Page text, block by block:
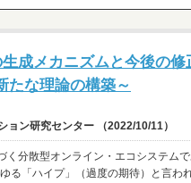
成メカニズムと今後の
たな理論の構築～
ン研究センター （2022/10/11）
く分散型オンライン・エコシステム
る「ハイプ」（過度の期待）と言わ